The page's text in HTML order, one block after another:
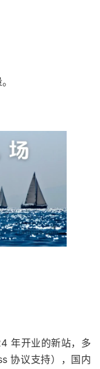
年开业的新站，多
协议支持），国内